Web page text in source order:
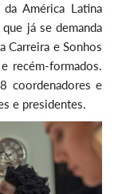
América Latina
já se demanda
Carreira e Sonhos
recém-formados.
coordenadores e
e presidentes.